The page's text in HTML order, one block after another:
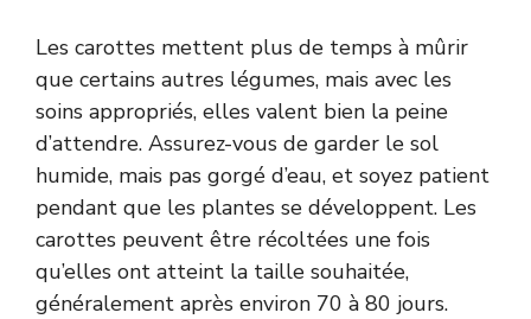
Les carottes mettent plus de temps à mûrir
que certains autres légumes, mais avec les
soins appropriés, elles valent bien la peine
d’attendre. Assurez-vous de garder le sol
humide, mais pas gorgé d’eau, et soyez patient
pendant que les plantes se développent. Les
carottes peuvent être récoltées une fois
qu’elles ont atteint la taille souhaitée,
généralement après environ 70 à 80 jours.